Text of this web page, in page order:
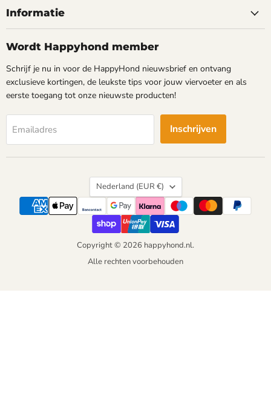
Informatie
Wordt Happyhond member
Schrijf je nu in voor de HappyHond nieuwsbrief en ontvang
exclusieve kortingen, de leukste tips voor jouw viervoeter en als
eerste toegang tot onze nieuwste producten!
Emailadres Inschrijven
Land
Nederland (EUR €)
Copyright © 2026 happyhond.nl.
Alle rechten voorbehouden